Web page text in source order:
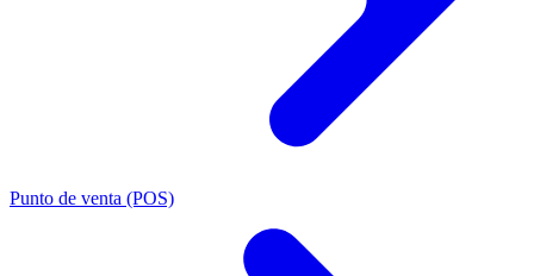
Punto de venta (POS)